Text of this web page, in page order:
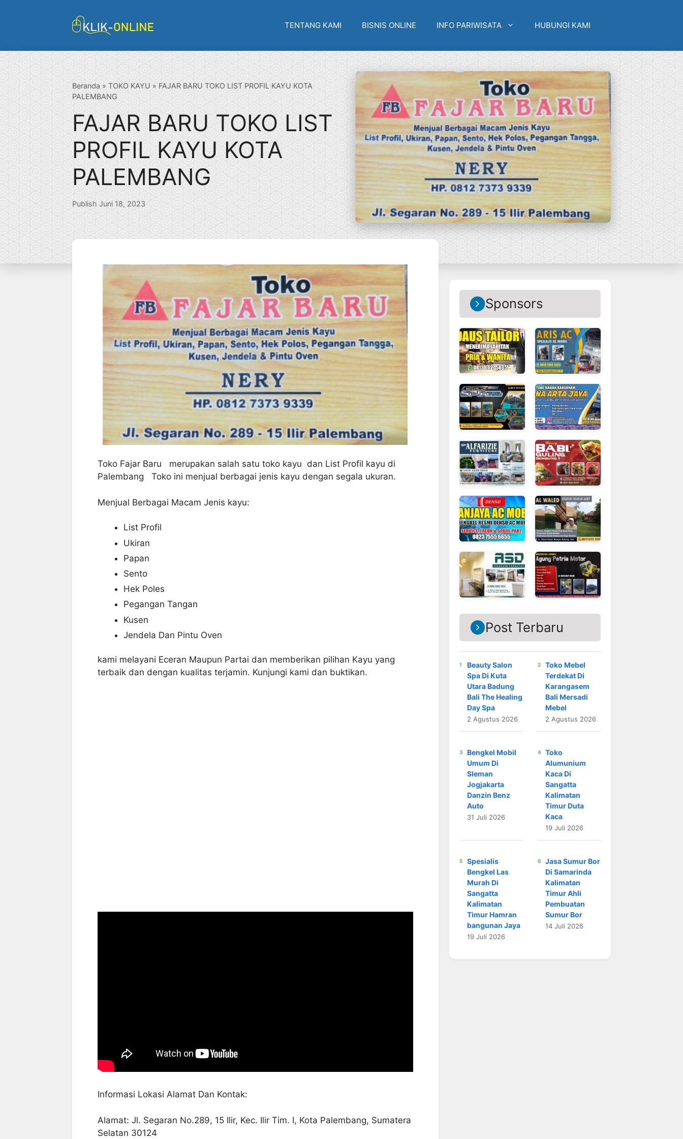
TENTANG KAMI BISNIS ONLINE INFO PARIWISATA HUBUNGI KAMI
Beranda » TOKO KAYU » FAJAR BARU TOKO LIST PROFIL KAYU KOTA
PALEMBANG
FAJAR BARU TOKO LIST
PROFIL KAYU KOTA
PALEMBANG
Publish Juni 18, 2023
Toko Fajar Baru merupakan salah satu toko kayu dan List Profil kayu di
Palembang Toko ini menjual berbagai jenis kayu dengan segala ukuran.
Menjual Berbagai Macam Jenis kayu:
List Profil
Ukiran
Papan
Sento
Hek Poles
Pegangan Tangan
Kusen
Jendela Dan Pintu Oven
kami melayani Eceran Maupun Partai dan memberikan pilihan Kayu yang
terbaik dan dengan kualitas terjamin. Kunjungi kami dan buktikan.
Informasi Lokasi Alamat Dan Kontak:
Alamat: Jl. Segaran No.289, 15 Ilir, Kec. Ilir Tim. I, Kota Palembang, Sumatera
Selatan 30124
Sponsors
Post Terbaru
Beauty Salon
Spa Di Kuta
Utara Badung
Bali The Healing
Day Spa
2 Agustus 2026
Toko Mebel
Terdekat Di
Karangasem
Bali Mersadi
Mebel
2 Agustus 2026
Bengkel Mobil
Umum Di
Sleman
Jogjakarta
Danzin Benz
Auto
31 Juli 2026
Toko
Alumunium
Kaca Di
Sangatta
Kalimatan
Timur Duta
Kaca
19 Juli 2026
Spesialis
Bengkel Las
Murah Di
Sangatta
Kalimatan
Timur Hamran
bangunan Jaya
19 Juli 2026
Jasa Sumur Bor
Di Samarinda
Kalimatan
Timur Ahli
Pembuatan
Sumur Bor
14 Juli 2026